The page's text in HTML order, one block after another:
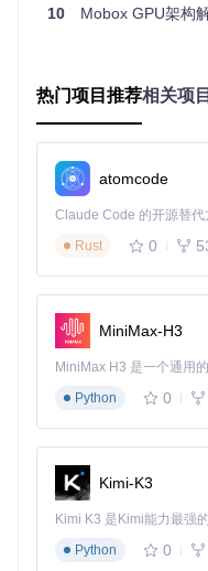
平均帧率 42 fps
图形加载
速度
1.2s
操作响应
延迟
38ms
数据来源：Mobox内置
生成日志）
现象与原因分析
高帧率优势
以上的时间占比达82%
指令转换开销。
令分析日志，Adreno设
ms。
资源消耗对比：效
功耗与发热测试
10 Mobox GPU架构解析
热门项目推荐相关项
atomcode
Rust
0
MiniMax-H3
Python
0
Kimi-K3
Python
0